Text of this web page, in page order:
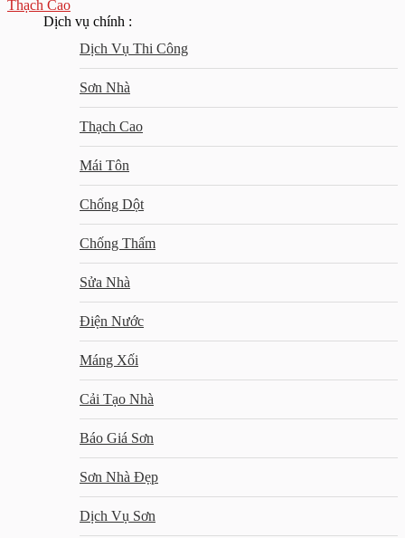
Thạch Cao
Dịch vụ chính :
Dịch Vụ Thi Công
Sơn Nhà
Thạch Cao
Mái Tôn
Chống Dột
Chống Thấm
Sửa Nhà
Điện Nước
Máng Xối
Cải Tạo Nhà
Báo Giá Sơn
Sơn Nhà Đẹp
Dịch Vụ Sơn